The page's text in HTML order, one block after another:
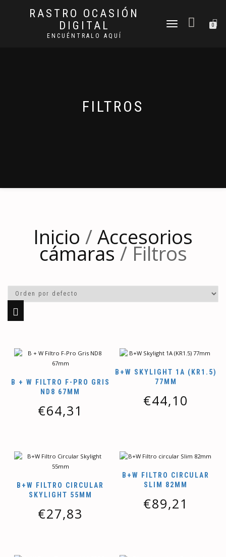
RASTRO OCASIÓN
DIGITAL
ENCUÉNTRALO AQUÍ
CAMBIAR
0
FILTROS
Inicio /Accesorios
cámaras/ Filtros
B + W FILTRO F-PRO GRIS
ND8 67MM
€64,31
B+W SKYLIGHT 1A (KR1.5)
77MM
€44,10
B+W FILTRO CIRCULAR
SKYLIGHT 55MM
€27,83
B+W FILTRO CIRCULAR
SLIM 82MM
€89,21